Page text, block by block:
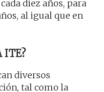
diez años, para
al igual que en
ITE?
diversos
tal como la